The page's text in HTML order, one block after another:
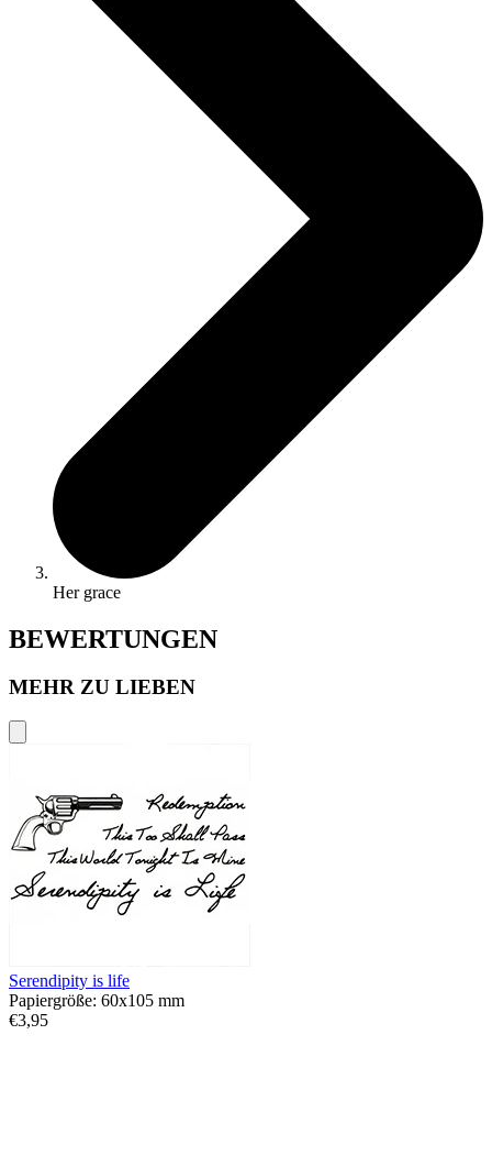
Her grace
BEWERTUNGEN
MEHR ZU LIEBEN
Serendipity is life
Papiergröße: 60x105 mm
€3,95